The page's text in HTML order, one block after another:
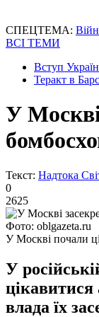
СПЕЦТЕМА:
ВСІ ТЕМИ
Вступ
Теракт в
У
Текст: Надтока
0
2625
Фото: oblgazeta.ru
У Москві почали
У
влада їх